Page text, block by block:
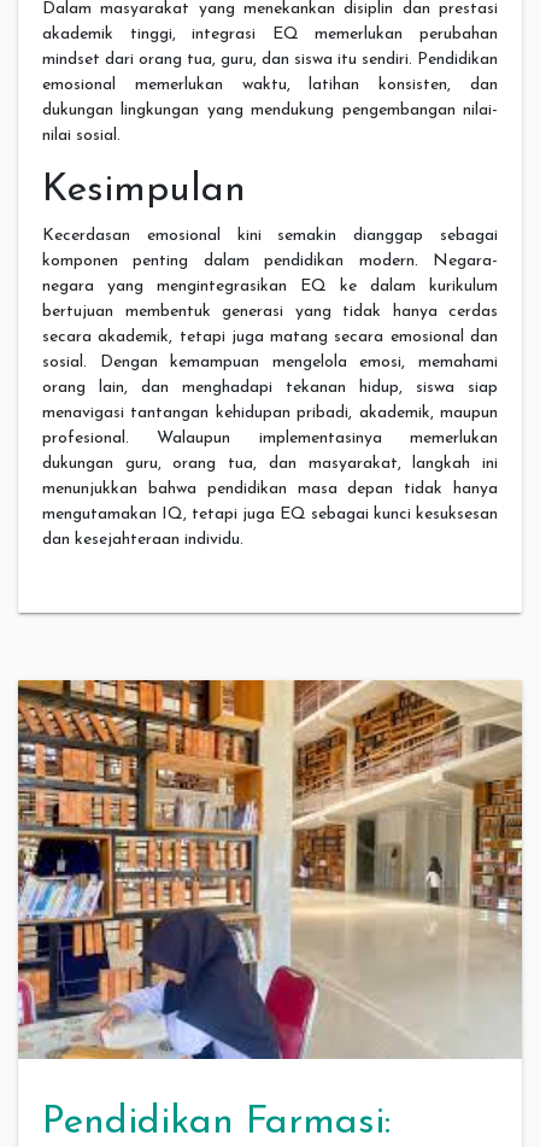
Dalam masyarakat yang menekankan disiplin dan prestasi
akademik tinggi, integrasi EQ memerlukan perubahan
mindset dari orang tua, guru, dan siswa itu sendiri. Pendidikan
emosional memerlukan waktu, latihan konsisten, dan
dukungan lingkungan yang mendukung pengembangan nilai-
nilai sosial.
Kesimpulan
Kecerdasan emosional kini semakin dianggap sebagai
komponen penting dalam pendidikan modern. Negara-
negara yang mengintegrasikan EQ ke dalam kurikulum
bertujuan membentuk generasi yang tidak hanya cerdas
secara akademik, tetapi juga matang secara emosional dan
sosial. Dengan kemampuan mengelola emosi, memahami
orang lain, dan menghadapi tekanan hidup, siswa siap
menavigasi tantangan kehidupan pribadi, akademik, maupun
profesional. Walaupun implementasinya memerlukan
dukungan guru, orang tua, dan masyarakat, langkah ini
menunjukkan bahwa pendidikan masa depan tidak hanya
mengutamakan IQ, tetapi juga EQ sebagai kunci kesuksesan
dan kesejahteraan individu.
Pendidikan Farmasi: